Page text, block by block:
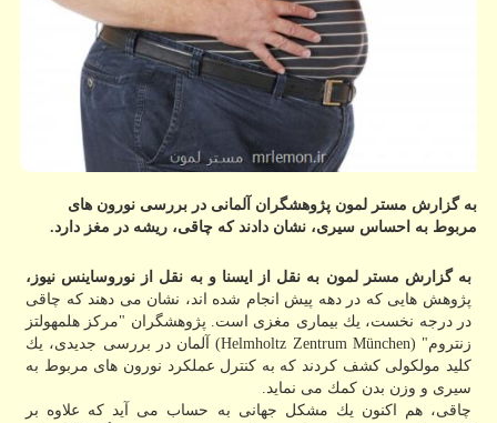
به گزارش مستر لمون پژوهشگران آلمانی در بررسی نورون های
مربوط به احساس سیری، نشان دادند كه چاقی، ریشه در مغز دارد.
به گزارش مستر لمون به نقل از ایسنا و به نقل از نوروساینس نیوز،
پژوهش هایی كه در دهه پیش انجام شده اند، نشان می دهند كه چاقی
در درجه نخست، یك بیماری مغزی است. پژوهشگران "مركز هلمهولتز
زنتروم" (Helmholtz Zentrum München) آلمان در بررسی جدیدی، یك
كلید مولكولی كشف كردند كه به كنترل عملكرد نورون های مربوط به
سیری و وزن بدن كمك می نماید.
چاقی، هم اكنون یك مشكل جهانی به حساب می آید كه علاوه بر